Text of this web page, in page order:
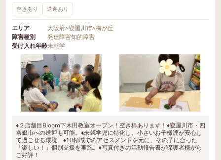
空きあり 送迎あり
エリア 大阪府>寝屋川市>梅が丘
障害種別
発達障害知的障害
受け入れ年齢未就学
♦２店舗目Bloom下木田教室オープン！空き枠あります！♦寝屋川市・四
条畷市への送迎も可能。♦未就学児に特化し、小さいお子様達が安心し
て過ごせる環境。♦10領域でのアセスメントを元に、その子に合った
「楽しい！」個別支援を実施。♦写真付きの活動報告書が保護者様から
ご好評！